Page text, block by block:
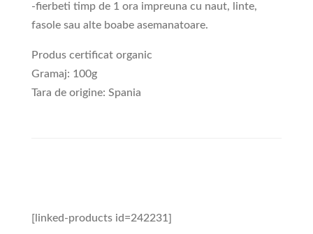
-fierbeti timp de 1 ora impreuna cu naut, linte,
fasole sau alte boabe asemanatoare.
Produs certificat organic
Gramaj: 100g
Tara de origine: Spania
[linked-products id=242231]